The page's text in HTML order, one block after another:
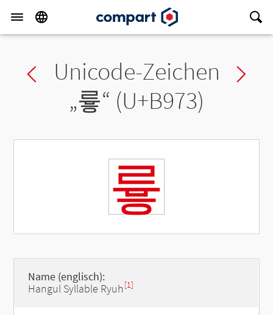
Previous char
Unicode-Zeichen
„륳“ (U+B973)
륳
Name (englisch):
Hangul Syllable Ryuh [1]